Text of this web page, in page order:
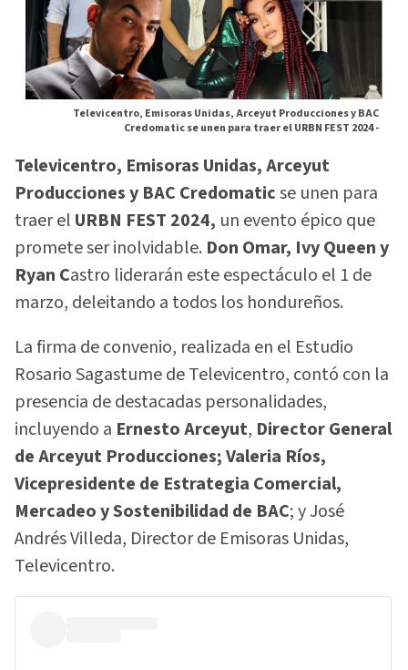
Televicentro, Emisoras Unidas, Arceyut Producciones y BAC
Credomatic se unen para traer el URBN FEST 2024 -
Televicentro, Emisoras Unidas, Arceyut
Producciones y BAC Credomaticse unen para
traer el URBN FEST 2024, un evento épico que
promete ser inolvidable. Don Omar, Ivy Queen y
Ryan Castro liderarán este espectáculo el 1 de
marzo, deleitando a todos los hondureños.
La firma de convenio, realizada en el Estudio
Rosario Sagastume de Televicentro, contó con la
presencia de destacadas personalidades,
incluyendo a Ernesto Arceyut, Director General
de Arceyut Producciones;Valeria Ríos,
Vicepresidente de Estrategia Comercial,
Mercadeo y Sostenibilidad de BAC; y José
Andrés Villeda, Director de Emisoras Unidas,
Televicentro.